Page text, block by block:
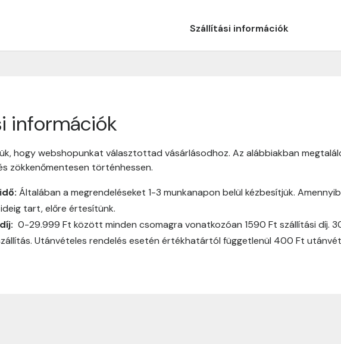
Szállítási információk
információk
hogy webshopunkat választottad vásárlásodhoz. Az alábbiakban
zökkenőmentesen történhessen.
Általában a megrendeléseket 1-3 munkanapon belül kézbesítjük.
tart, előre értesítünk.
0-29.999 Ft között minden csomagra vonatkozóan 1590 Ft szállítási díj.
Utánvételes rendelés esetén értékhatártól függetlenül 400 Ft